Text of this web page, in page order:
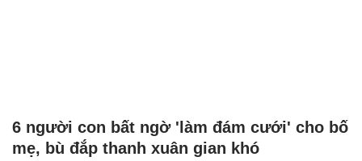
6 người con bất ngờ 'làm đám cưới' cho bố
mẹ, bù đắp thanh xuân gian khó